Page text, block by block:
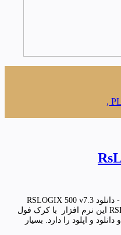
نرم افزار PLC آلن بردلی-Allen Bradley - دانلود RSLOGIX 500 v7.3
RSLogix 500 RSLogix 500 Pro RSLinx Pro این نرم افزار با کرک فول
ارائه شده و قابلیت اتصال کامل به PLC و دانلود و اپلود را دارد. بسیار